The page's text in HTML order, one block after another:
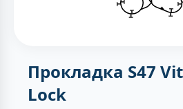
Прокладка S47
Lock